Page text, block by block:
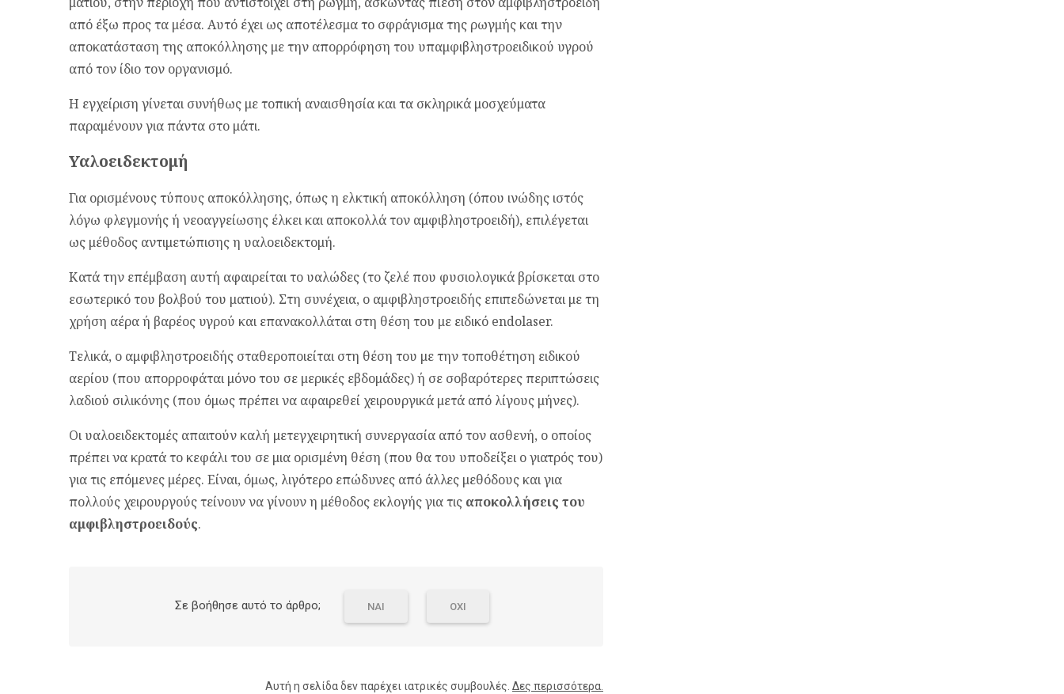
από έξω προς τα μέσα. Αυτό έχει ως αποτέλεσμα το σφράγισμα της ρωγμής και την
αποκατάσταση της αποκόλλησης με την απορρόφηση του υπαμφιβληστροειδικού υγρού
από τον ίδιο τον οργανισμό.
Η εγχείριση γίνεται συνήθως με τοπική αναισθησία και τα σκληρικά μοσχεύματα
παραμένουν για πάντα στο μάτι.
Υαλοειδεκτομή
Για ορισμένους τύπους αποκόλλησης, όπως η ελκτική αποκόλληση (όπου ινώδης ιστός
λόγω φλεγμονής ή νεοαγγείωσης έλκει και αποκολλά τον αμφιβληστροειδή), επιλέγεται
ως μέθοδος αντιμετώπισης η υαλοειδεκτομή.
Κατά την επέμβαση αυτή αφαιρείται το υαλώδες (το ζελέ που φυσιολογικά βρίσκεται στο
εσωτερικό του βολβού του ματιού). Στη συνέχεια, ο αμφιβληστροειδής επιπεδώνεται με τη
χρήση αέρα ή βαρέος υγρού και επανακολλάται στη θέση του με ειδικό endolaser.
Τελικά, ο αμφιβληστροειδής σταθεροποιείται στη θέση του με την τοποθέτηση ειδικού
αερίου (που απορροφάται μόνο του σε μερικές εβδομάδες) ή σε σοβαρότερες περιπτώσεις
λαδιού σιλικόνης (που όμως πρέπει να αφαιρεθεί χειρουργικά μετά από λίγους μήνες).
Οι υαλοειδεκτομές απαιτούν καλή μετεγχειρητική συνεργασία από τον ασθενή, ο οποίος
πρέπει να κρατά το κεφάλι του σε μια ορισμένη θέση (που θα του υποδείξει ο γιατρός του)
για τις επόμενες μέρες. Είναι, όμως, λιγότερο επώδυνες από άλλες μεθόδους και για
πολλούς χειρουργούς τείνουν να γίνουν η μέθοδος εκλογής για τις αποκολλήσεις του
αμφιβληστροειδούς.
Σε βοήθησε αυτό το άρθρο; ΝΑΙ ΟΧΙ
Αυτή η σελίδα δεν παρέχει ιατρικές συμβουλές. Δες περισσότερα.